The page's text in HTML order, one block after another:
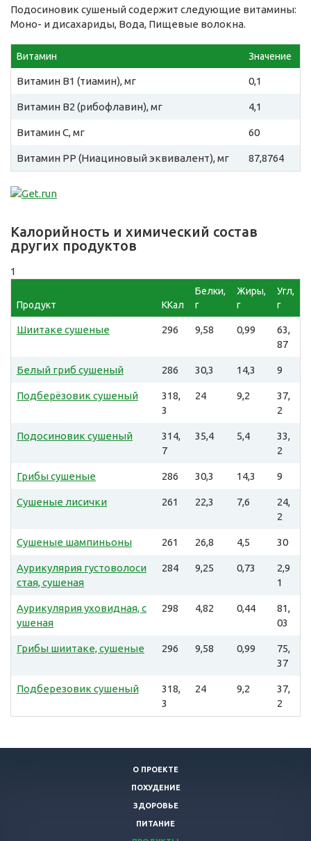
Подосиновик сушеный содержит следующие витамины:
Моно- и дисахариды, Вода, Пищевые волокна.
Витамин Значение
Витамин B1 (тиамин), мг 0,1
Витамин B2 (рибофлавин), мг 4,1
Витамин C, мг 60
Витамин PP (Ниациновый эквивалент), мг 87,8764
Калорийность и химический состав
других продуктов
1
Продукт ККал
Белки,
г
Жиры,
г
Угл,
г
Шиитаке сушеные 296 9,58 0,99
63,
87
Белый гриб сушеный 286 30,3 14,3 9
Подберёзовик сушеный
318,
3
24 9,2
37,
2
Подосиновик сушеный
314,
7
35,4 5,4
33,
2
Грибы сушеные 286 30,3 14,3 9
Сушеные лисички 261 22,3 7,6
24,
2
Сушеные шампиньоны 261 26,8 4,5 30
Аурикулярия густоволоси
стая, сушеная
284 9,25 0,73
2,9
1
Аурикулярия уховидная, с
ушеная
298 4,82 0,44
81,
03
Грибы шиитаке, сушеные 296 9,58 0,99
75,
37
Подберезовик сушеный
318,
3
24 9,2
37,
2
О ПРОЕКТЕ
ПОХУДЕНИЕ
ЗДОРОВЬЕ
ПИТАНИЕ